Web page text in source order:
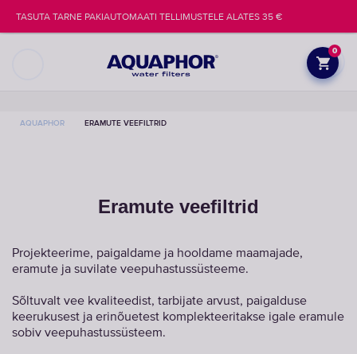
0
TASUTA TARNE PAKIAUTOMAATI TELLIMUSTELE ALATES 35 €
AQUAPHOR ERAMUTE VEEFILTRID
Eramute veefiltrid
Projekteerime, paigaldame ja hooldame maamajade,
eramute ja suvilate veepuhastussüsteeme.
Sõltuvalt vee kvaliteedist, tarbijate arvust, paigalduse
keerukusest ja erinõuetest komplekteeritakse igale eramule
sobiv veepuhastussüsteem.